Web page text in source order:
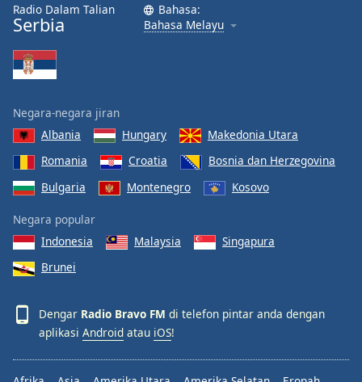
Radio Dalam Talian
Serbia
Bahasa:
Bahasa Melayu
Negara-negara jiran
Albania
Hungary
Makedonia Utara
Romania
Croatia
Bosnia dan Herzegovina
Bulgaria
Montenegro Kosovo
Negara popular
Indonesia
Malaysia
Singapura
Brunei
Dengar Radio Bravo FM di telefon pintar anda dengan
aplikasi Android atau iOS!